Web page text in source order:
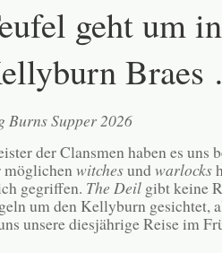
geht um in
Burns Supper 2026
der Clansmen haben es uns
witchesundwarlocks
gegriffen. The Deil gibt keine
um den Kellyburn gesichtet,
unsere diesjährige Reise im